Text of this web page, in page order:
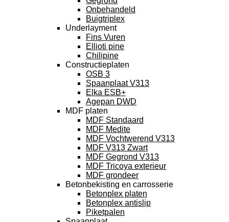
Onbehandeld
Buigtriplex
Underlayment
Fins Vuren
Ellioti pine
Chilipine
Constructieplaten
OSB 3
Spaanplaat V313
Elka ESB+
Agepan DWD
MDF platen
MDF Standaard
MDF Medite
MDF Vochtwerend V313
MDF V313 Zwart
MDF Gegrond V313
MDF Tricoya exterieur
MDF grondeer
Betonbekisting en carrosserie
Betonplex platen
Betonplex antislip
Piketpalen